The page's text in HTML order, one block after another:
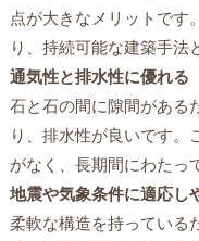
点が大きなメリットです
り、持続可能な建築手法
通気性と排水性に優れる
石と石の間に隙間がある
り、排水性が良いです。
がなく、長期間にわたっ
地震や気象条件に適応し
柔軟な構造を持っている